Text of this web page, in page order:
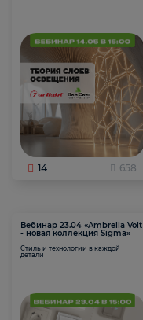
14 658
Вебинар 23.04 «Ambrella Volt
- новая коллекция Sigma»
Стиль и технологии в каждой
детали